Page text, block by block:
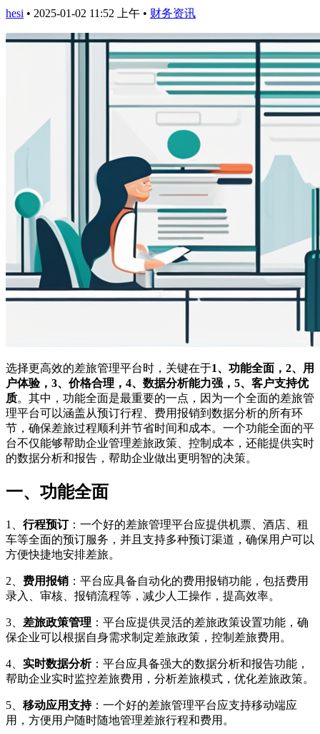
hesi • 2025-01-02 11:52 上午 • 财务资讯
选择更高效的差旅管理平台时，关键在于1、功能全面，2、用
户体验，3、价格合理，4、数据分析能力强，5、客户支持优
质。其中，功能全面是最重要的一点，因为一个全面的差旅管
理平台可以涵盖从预订行程、费用报销到数据分析的所有环
节，确保差旅过程顺利并节省时间和成本。一个功能全面的平
台不仅能够帮助企业管理差旅政策、控制成本，还能提供实时
的数据分析和报告，帮助企业做出更明智的决策。
一、功能全面
1、 行程预订：一个好的差旅管理平台应提供机票、酒店、租
车等全面的预订服务，并且支持多种预订渠道，确保用户可以
方便快捷地安排差旅。
2、 费用报销 ：平台应具备自动化的费用报销功能，包括费用
录入、审核、报销流程等，减少人工操作，提高效率。
3、 差旅政策管理 ：平台应提供灵活的差旅政策设置功能，确
保企业可以根据自身需求制定差旅政策，控制差旅费用。
4、 实时数据分析：平台应具备强大的数据分析和报告功能，
帮助企业实时监控差旅费用，分析差旅模式，优化差旅政策。
5、 移动应用支持：一个好的差旅管理平台应支持移动端应
用，方便用户随时随地管理差旅行程和费用。